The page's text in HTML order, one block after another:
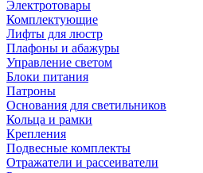
Электротовары
Комплектующие
Лифты для люстр
Плафоны и абажуры
Управление светом
Блоки питания
Патроны
Основания для светильников
Кольца и рамки
Крепления
Подвесные комплекты
Отражатели и рассеиватели